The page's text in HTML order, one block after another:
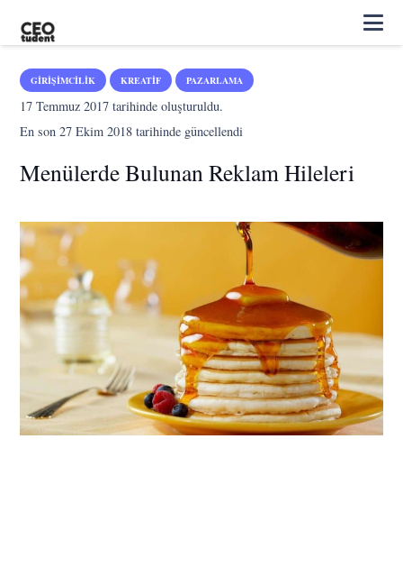
GIRIŞIMCILIK KREATIF PAZARLAMA
17 Temmuz 2017 tarihinde oluşturuldu.
En son27 Ekim 2018 tarihinde güncellendi
Menülerde Bulunan Reklam Hileleri